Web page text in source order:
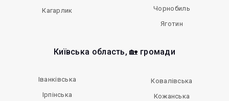
Кагарлик
Чорнобиль
Яготин
Київська область, 🏡 громади
Іванківська
Ірпінська
Ковалівська
Кожанська